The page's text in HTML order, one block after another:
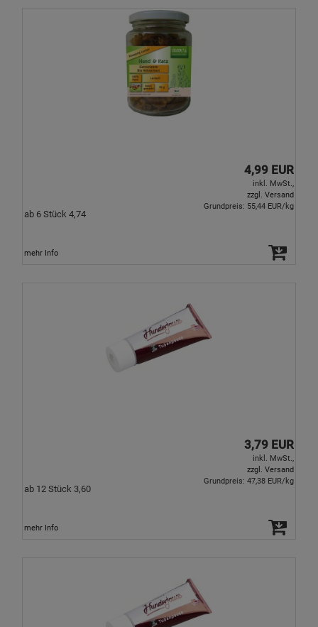
4,99 EUR
inkl. MwSt.,
zzgl. Versand
ab 6 Stück 4,74
Grundpreis: 55,44 EUR/kg
mehr Info
3,79 EUR
inkl. MwSt.,
zzgl. Versand
ab 12 Stück 3,60
Grundpreis: 47,38 EUR/kg
mehr Info